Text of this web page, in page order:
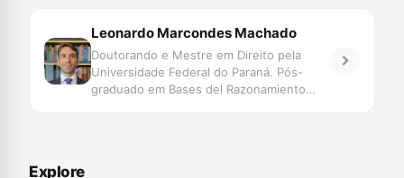
Leonardo Marcondes Machado
Doutorando e Mestre em Direito pela
Universidade Federal do Paraná. Pós-
graduado em Bases del Razonamiento
Explore